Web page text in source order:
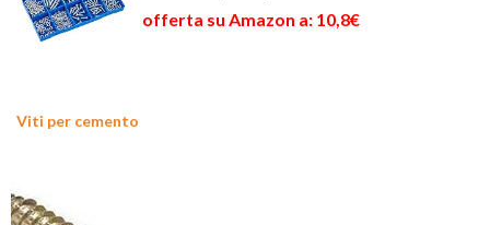
offerta su Amazon a: 10,8€
Viti per cemento